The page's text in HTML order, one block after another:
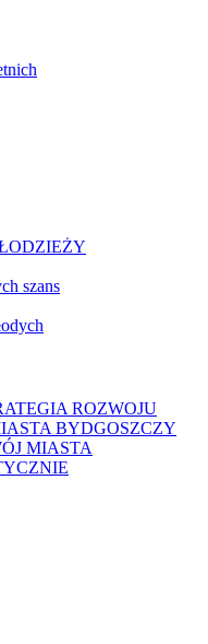
szans
ROZWOJU
BYDGOSZCZY
MIASTA